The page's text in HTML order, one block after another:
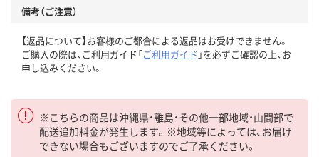
備考（ご注意）
【返品について】お客様のご都合による返品はお受けできません。
ご購入の際は、ご利用ガイド「ご利用ガイド 」を必ずご確認の上、お
申し込みください。
※こちらの商品は沖縄県・離島・その他一部地域・山間部で
配送追加料金が発生します。※地域等によっては、お届け
できない場合もございますのでご了承ください。